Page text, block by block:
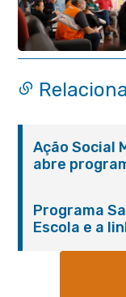
Ação Social
abre
serviços
orientações
Programa
Escola e a